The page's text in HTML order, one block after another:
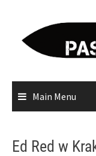
Main Menu
Ed Red w